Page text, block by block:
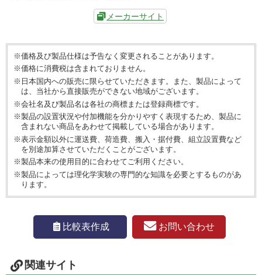
メーカーサイト
※価格及び製品仕様は予告なく変更されることがあります。
※価格に消費税は含まれておりません。
※日本国内への販売に限らせていただきます。また、製品によって
は、当社から直接販売ができない地域がございます。
※会社名及び製品名は各社の商標または登録商標です。
※製品の設置状況や付加機能を分かりやすく表現するため、製品に
含まれない商品をあわせて掲載している場合があります。
※表示金額以外に運送費、荷造費、搬入・据付費、組立設置費など
を別途加算させていただくことがございます。
※製品本来の使用目的に合わせてご利用ください。
※製品によっては理化学実験の専門的な知識を必要とするものがあ
ります。
比較表作成 お問い合わせ
関連サイト